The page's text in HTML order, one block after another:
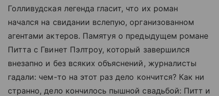
Голливудская легенда гласит, что их роман
начался на свидании вслепую, организованном
агентами актеров. Памятуя о предыдущем романе
Питта с Гвинет Пэлтроу, который завершился
внезапно и без всяких объяснений, журналисты
гадали: чем-то на этот раз дело кончится? Как ни
странно, дело кончилось пышной свадьбой: Питт и